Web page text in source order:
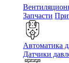
Запчасти
Автоматика
Датчики